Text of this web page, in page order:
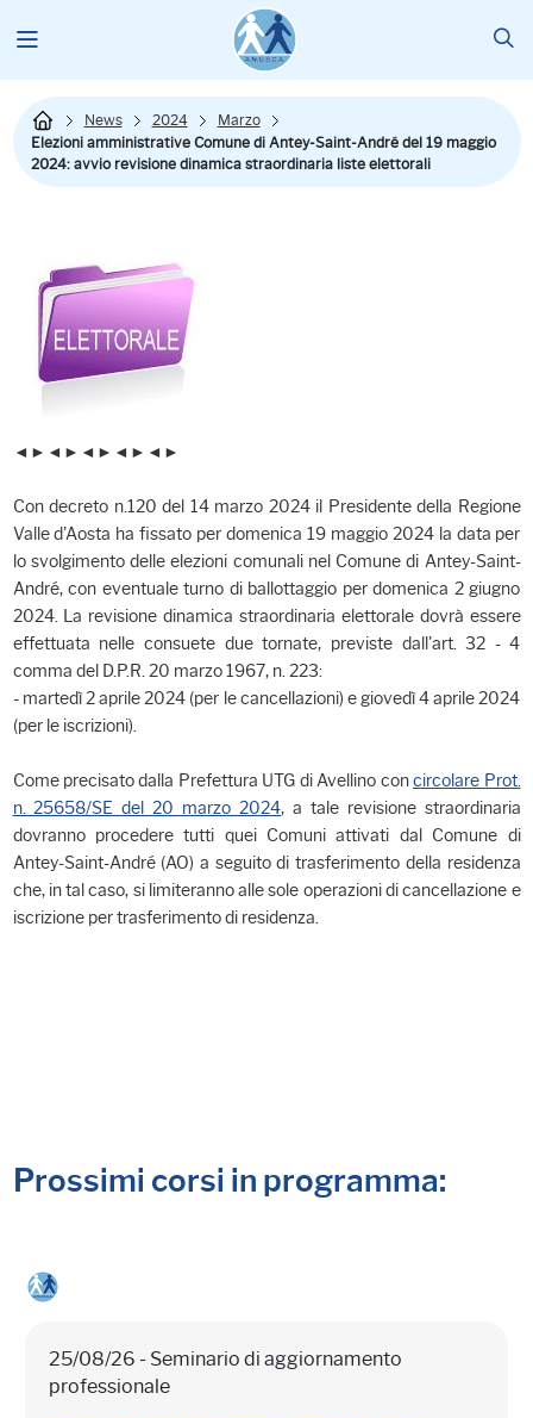
News 2024
Marzo
Elezioni amministrative Comune di Antey-Saint-André del 19 maggio
2024: avvio revisione dinamica straordinaria liste elettorali
◄►◄►◄►◄►◄►
Con decreto n.120 del 14 marzo 2024 il Presidente della Regione
Valle d'Aosta ha fissato per domenica 19 maggio 2024 la data per
lo svolgimento delle elezioni comunali nel Comune di Antey-Saint-
André, con eventuale turno di ballottaggio per domenica 2 giugno
2024. La revisione dinamica straordinaria elettorale dovrà essere
effettuata nelle consuete due tornate, previste dall'art. 32 - 4
comma del D.P.R. 20 marzo 1967, n. 223:
- martedì 2 aprile 2024 (per le cancellazioni) e giovedì 4 aprile 2024
(per le iscrizioni).
Come precisato dalla Prefettura UTG di Avellino concircolare Prot.
n. 25658/SE del 20 marzo 2024, a tale revisione straordinaria
dovranno procedere tutti quei Comuni attivati dal Comune di
Antey-Saint-André (AO) a seguito di trasferimento della residenza
che, in tal caso, si limiteranno alle sole operazioni di cancellazione e
iscrizione per trasferimento di residenza.
Prossimi corsi in programma:
25/08/26 - Seminario di aggiornamento
professionale